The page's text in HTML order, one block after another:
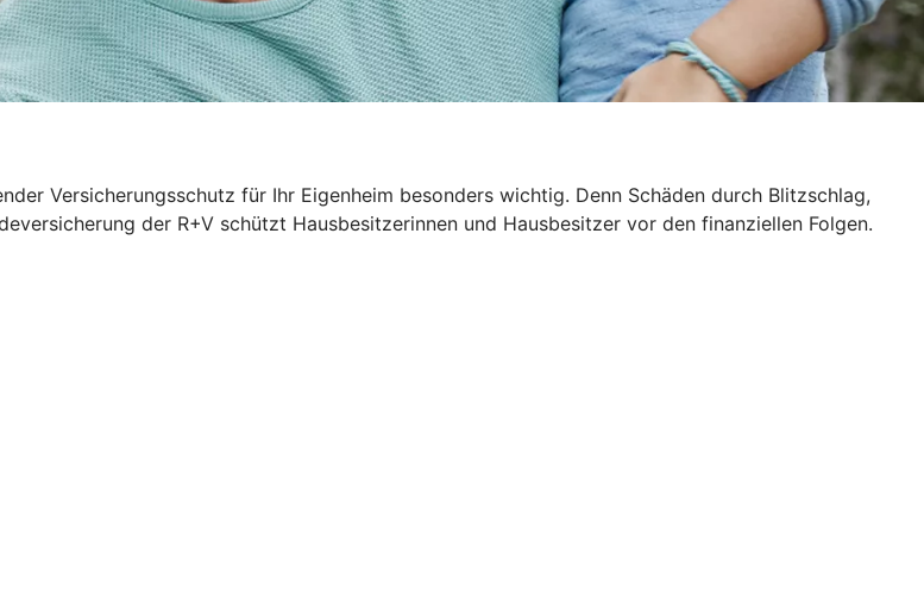
Versicherungsschutz für Ihr Eigenheim besonders wichtig. Denn Schäden durch Blitzschlag,
der R+V schützt Hausbesitzerinnen und Hausbesitzer vor den finanziellen Folgen.